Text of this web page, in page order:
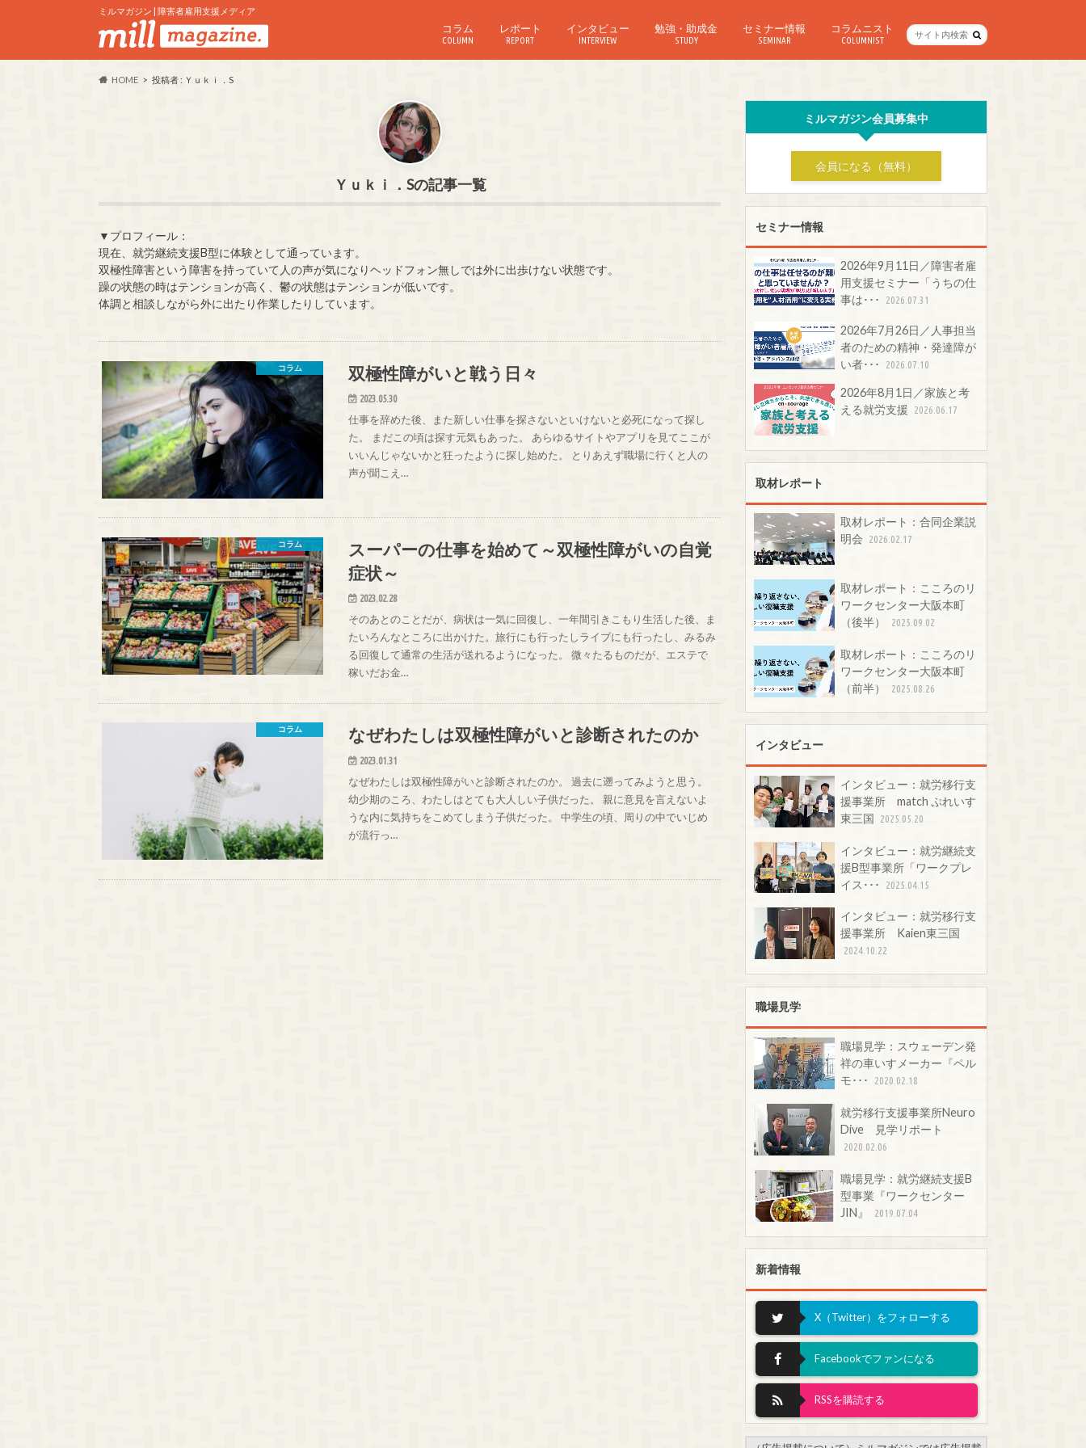
ミルマガジン | 障害者雇用支援メディア
コラム
COLUMN
レポート
REPORT
インタビュー
INTERVIEW
勉強・助成金
STUDY
セミナー情報
SEMINAR
コラムニスト
COLUMNIST
HOME 投稿者 : Ｙｕｋｉ．S
Ｙｕｋｉ．S
▼プロフィール：
現在、就労継続支援B型に体験として通っています。
双極性障害という障害を持っていて人の声が気になりヘッドフォン無しでは外に出歩けない状態です。
躁の状態の時はテンションが高く、鬱の状態はテンションが低いです。
体調と相談しながら外に出たり作業したりしています。
コラム 双極性障がいと戦う日々
2023.05.30
仕事を辞めた後、また新しい仕事を探さないといけないと必死になって探し
た。 まだこの頃は探す元気もあった。 あらゆるサイトやアプリを見てここが
いいんじゃないかと狂ったように探し始めた。 とりあえず職場に行くと人の
声が聞こえ…
コラム
スーパーの仕事を始めて～双極性障がいの自覚
症状～
2023.02.28
そのあとのことだが、病状は一気に回復し、一年間引きこもり生活した後、ま
たいろんなところに出かけた。旅行にも行ったしライブにも行ったし、みるみ
る回復して通常の生活が送れるようになった。 微々たるものだが、エステで
稼いだお金…
コラム なぜわたしは双極性障がいと診断されたのか
2023.01.31
なぜわたしは双極性障がいと診断されたのか。 過去に遡ってみようと思う。
幼少期のころ、わたしはとても大人しい子供だった。 親に意見を言えないよ
うな内に気持ちをこめてしまう子供だった。 中学生の頃、周りの中でいじめ
が流行っ…
ミルマガジン会員募集中
会員になる（無料）
セミナー情報
2026年9月11日／障害者雇
用支援セミナー「うちの仕
事は･･･
2026.07.31
2026年7月26日／人事担当
者のための精神・発達障が
い者･･･
2026.07.10
2026年8月1日／家族と考
える就労支援
2026.06.17
取材レポート
取材レポート：合同企業説
明会
2026.02.17
取材レポート：こころのリ
ワークセンター大阪本町
（後半）
2025.09.02
取材レポート：こころのリ
ワークセンター大阪本町
（前半）
2025.08.26
インタビュー
インタビュー：就労移行支
援事業所 match ぷれいす
東三国
2025.05.20
インタビュー：就労継続支
援B型事業所「ワークプレ
イス･･･
2025.04.15
インタビュー：就労移行支
援事業所 Kaien東三国
2024.10.22
職場見学
職場見学：スウェーデン発
祥の車いすメーカー『ペル
モ･･･
2020.02.18
就労移行支援事業所Neuro
Dive 見学リポート
2020.02.06
職場見学：就労継続支援B
型事業『ワークセンター
JIN』
2019.07.04
新着情報
X（Twitter）をフォローする
Facebookでファンになる
RSSを購読する